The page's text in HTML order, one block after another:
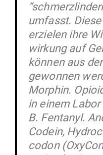
umfasst.
erzielen ihre
wirkung auf
können aus
gewonnen
Morphin.
in einem
B. Fen­tanyl.
Codein,
codon